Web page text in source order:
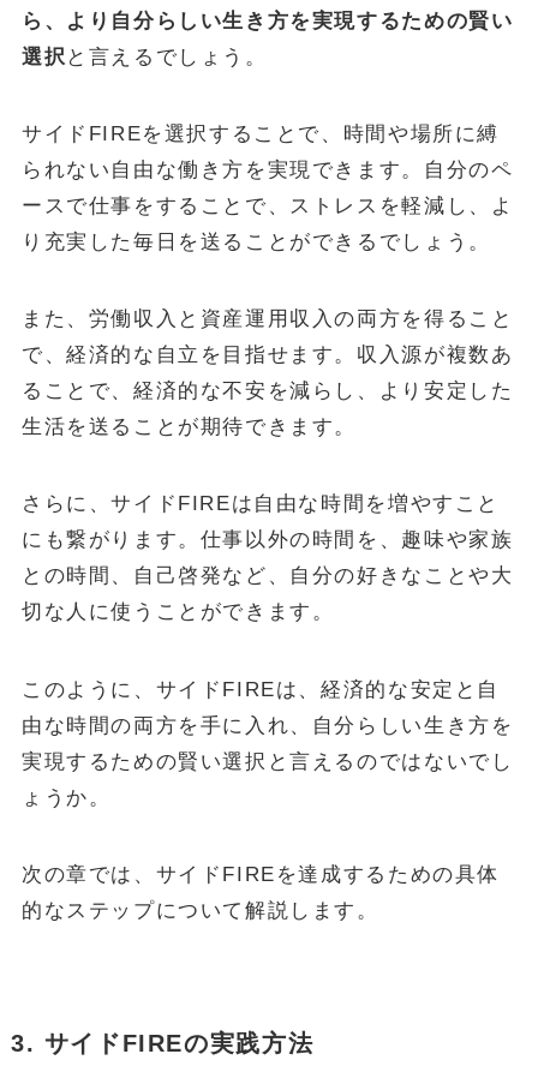
ら、より自分らしい生き方を実現するための賢い
選択 と言えるでしょう。
サイドFIREを選択することで、時間や場所に縛
られない自由な働き方を実現できます。自分のペ
ースで仕事をすることで、ストレスを軽減し、よ
り充実した毎日を送ることができるでしょう。
また、労働収入と資産運用収入の両方を得ること
で、経済的な自立を目指せます。収入源が複数あ
ることで、経済的な不安を減らし、より安定した
生活を送ることが期待できます。
さらに、サイドFIREは自由な時間を増やすこと
にも繋がります。仕事以外の時間を、趣味や家族
との時間、自己啓発など、自分の好きなことや大
切な人に使うことができます。
このように、サイドFIREは、経済的な安定と自
由な時間の両方を手に入れ、自分らしい生き方を
実現するための賢い選択と言えるのではないでし
ょうか。
次の章では、サイドFIREを達成するための具体
的なステップについて解説します。
3. サイドFIREの実践方法